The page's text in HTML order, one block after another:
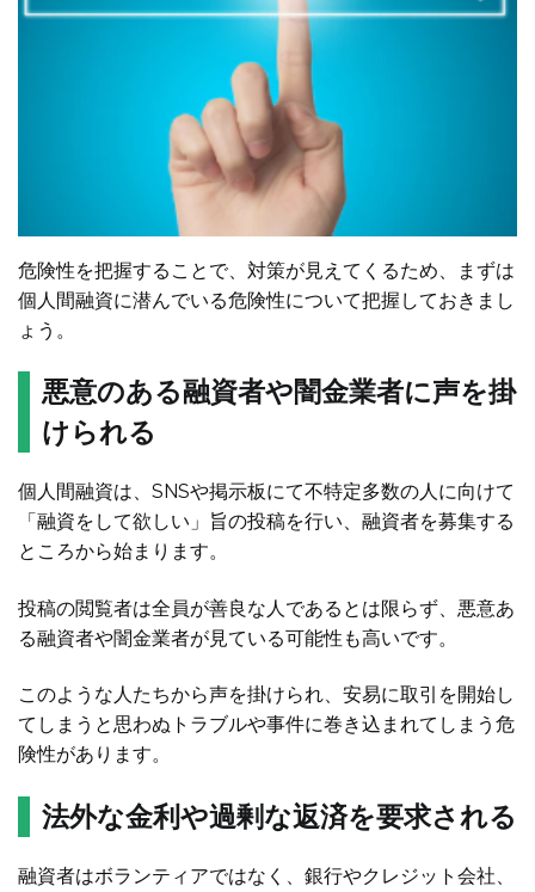
危険性を把握することで、対策が見えてくるため、まずは
個人間融資に潜んでいる危険性について把握しておきまし
ょう。
悪意のある融資者や闇金業者に声を掛
けられる
個人間融資は、SNSや掲示板にて不特定多数の人に向けて
「融資をして欲しい」旨の投稿を行い、融資者を募集する
ところから始まります。
投稿の閲覧者は全員が善良な人であるとは限らず、悪意あ
る融資者や闇金業者が見ている可能性も高いです。
このような人たちから声を掛けられ、安易に取引を開始し
てしまうと思わぬトラブルや事件に巻き込まれてしまう危
険性があります。
法外な金利や過剰な返済を要求される
融資者はボランティアではなく、銀行やクレジット会社、